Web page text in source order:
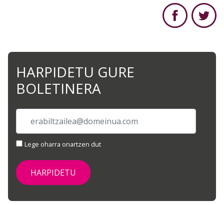
HARPIDETU GURE
BOLETINERA
Lege oharra onartzen dut